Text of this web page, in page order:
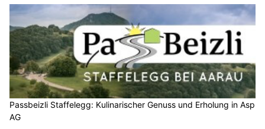
Passbeizli Staffelegg: Kulinarischer Genuss und Erholung in Asp
AG